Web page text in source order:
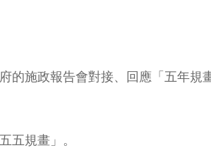
施政報告會對接、回應「五年規
五規畫」。